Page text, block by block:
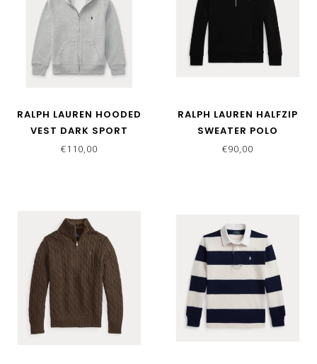
RALPH LAUREN HOODED
VEST DARK SPORT
HEATER GREY
€110,00
RALPH LAUREN HALFZIP
SWEATER POLO
BLACK/C3870
€90,00